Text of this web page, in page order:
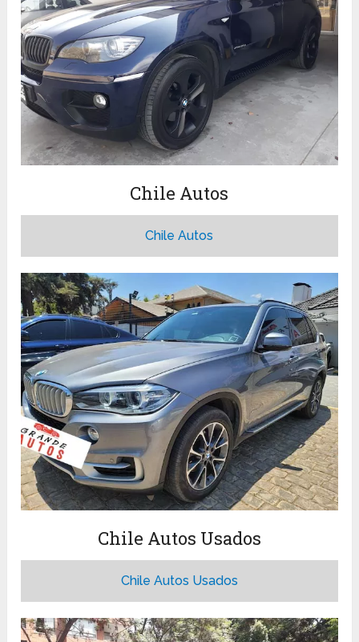
Chile Autos
Chile Autos
Chile Autos Usados
Chile Autos Usados